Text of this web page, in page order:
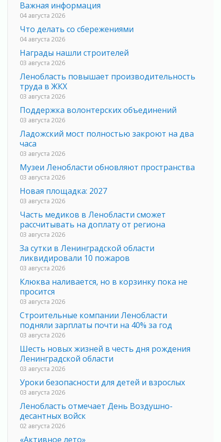
Важная информация
04 августа 2026
Что делать со сбережениями
04 августа 2026
Награды нашли строителей
03 августа 2026
Ленобласть повышает производительность
труда в ЖКХ
03 августа 2026
Поддержка волонтерских объединений
03 августа 2026
Ладожский мост полностью закроют на два
часа
03 августа 2026
Музеи Ленобласти обновляют пространства
03 августа 2026
Новая площадка: 2027
03 августа 2026
Часть медиков в Ленобласти сможет
рассчитывать на доплату от региона
03 августа 2026
За сутки в Ленинградской области
ликвидировали 10 пожаров
03 августа 2026
Клюква наливается, но в корзинку пока не
просится
03 августа 2026
Строительные компании Ленобласти
подняли зарплаты почти на 40% за год
03 августа 2026
Шесть новых жизней в честь дня рождения
Ленинградской области
03 августа 2026
Уроки безопасности для детей и взрослых
03 августа 2026
Ленобласть отмечает День Воздушно-
десантных войск
02 августа 2026
«Активное лето»